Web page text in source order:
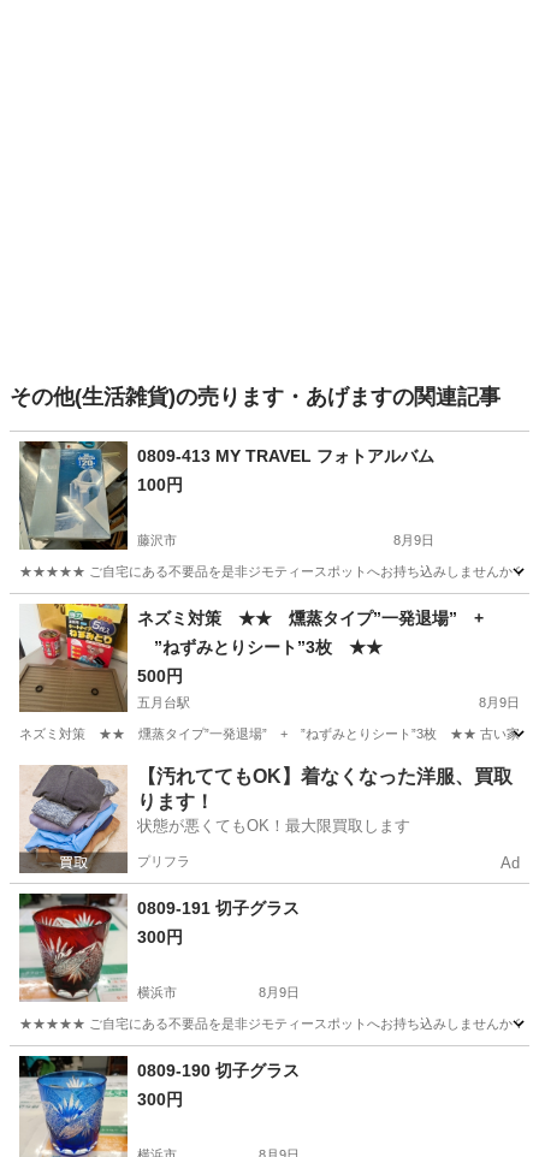
その他(生活雑貨)の売ります・あげますの関連記事
0809-413 MY TRAVEL フォトアルバム
100円
藤沢市 8月9日
★★★★★ ご自宅にある不要品を是非ジモティースポットへお持ち込みしませんか？
神奈川 藤沢市 アルバム フォトアルバム
ネズミ対策 ★★ 燻蒸タイプ”一発退場” +
”ねずみとりシート”3枚 ★★
500円
五月台駅 8月9日
ネズミ対策 ★★ 燻蒸タイプ”一発退場” + ”ねずみとりシート”3枚 ★★ 古い家屋の
神奈川 川崎市 五月台駅 防災、セキュリティ ネズミ
【汚れててもOK】着なくなった洋服、買取
ります！
状態が悪くてもOK！最大限買取します
プリフラ Ad
0809-191 切子グラス
300円
横浜市 8月9日
★★★★★ ご自宅にある不要品を是非ジモティースポットへお持ち込みしませんか？
神奈川 横浜市 切子
0809-190 切子グラス
300円